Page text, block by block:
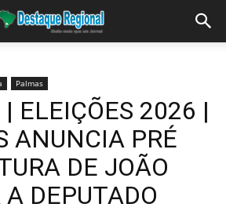
Palmas
ELEIÇÕES 2026 |
ANUNCIA PRÉ
DE JOÃO
DEPUTADO